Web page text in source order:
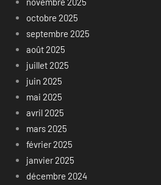
octobre 2025
septembre 2025
août 2025
juillet 2025
juin 2025
mai 2025
avril 2025
mars 2025
février 2025
janvier 2025
décembre 2024